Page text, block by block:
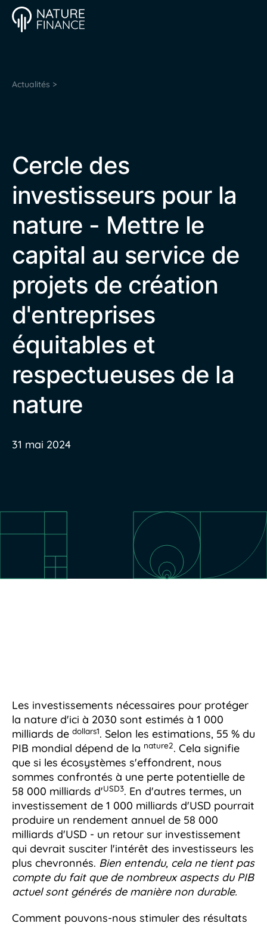
Actualités >
Cercle des
investisseurs pour la
nature - Mettre le
capital au service de
projets de création
d'entreprises
équitables et
respectueuses de la
nature
31 mai 2024
Les investissements nécessaires pour protéger
la nature d'ici à 2030 sont estimés à 1 000
milliards de dollars1. Selon les estimations, 55 % du
PIB mondial dépend de la nature2. Cela signifie
que si les écosystèmes s'effondrent, nous
sommes confrontés à une perte potentielle de
58 000 milliards d'USD3. En d'autres termes, un
investissement de 1 000 milliards d'USD pourrait
produire un rendement annuel de 58 000
milliards d'USD - un retour sur investissement
qui devrait susciter l'intérêt des investisseurs les
plus chevronnés. Bien entendu, cela ne tient pas
compte du fait que de nombreux aspects du PIB
actuel sont générés de manière non durable.
Comment pouvons-nous stimuler des résultats